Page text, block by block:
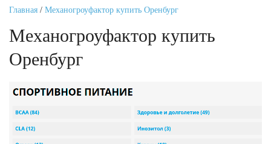
Главная / Механогроуфактор купить Оренбург
Механогроуфактор купить
Оренбург